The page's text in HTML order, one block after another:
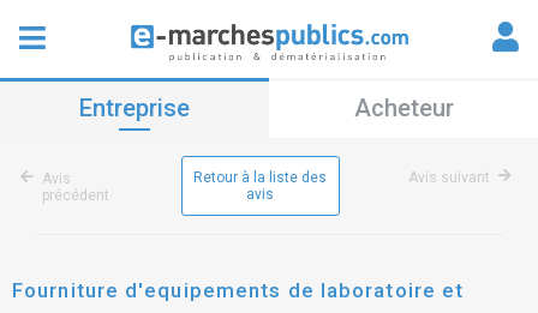
Entreprise Acheteur
Avis
précédent
Retour à la liste des
avis
Avis suivant
Fourniture d'equipements de laboratoire et